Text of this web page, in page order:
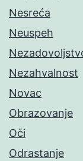
Nesreća
Neuspeh
Nezahvalnost
Novac
Obrazovanje
Oči
Odrastanje